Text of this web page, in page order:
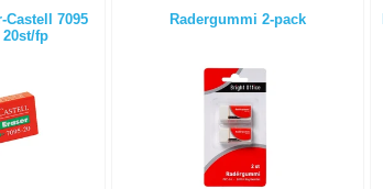
Castell 7095
20st/fp
Radergummi 2-pack